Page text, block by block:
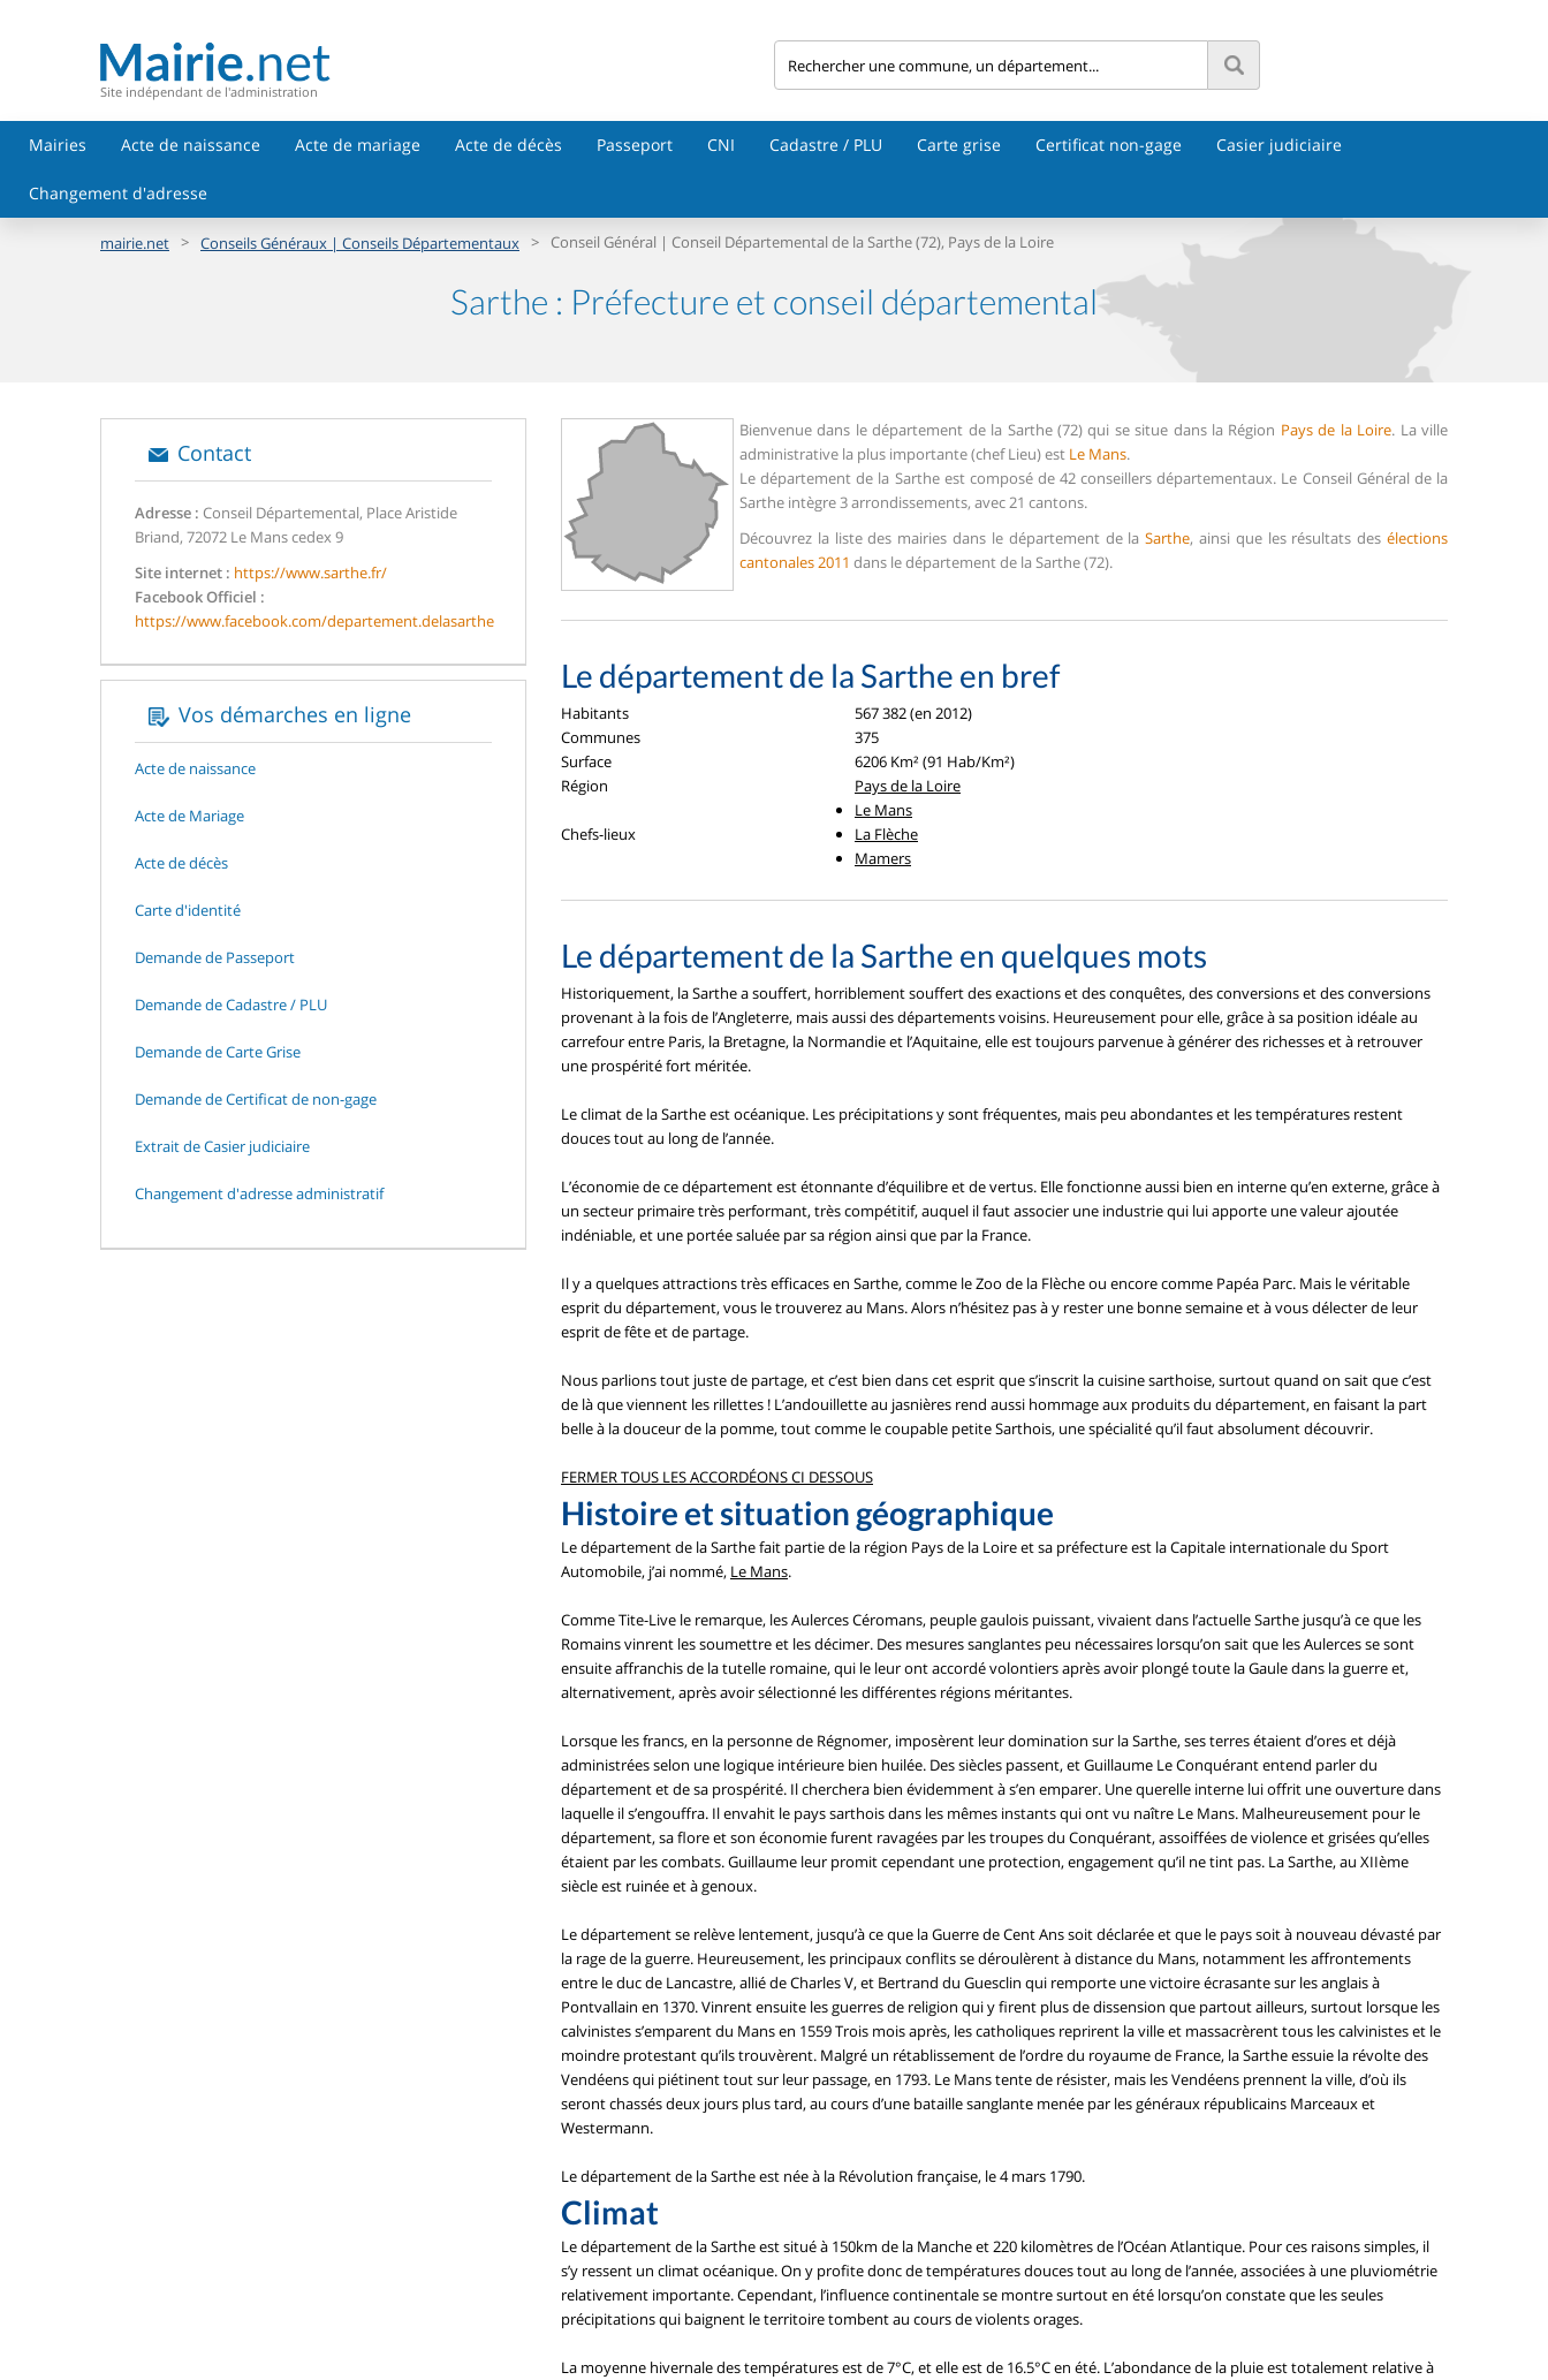
Site indépendant de l'administration
Mairies Acte de naissance Acte de mariage Acte de décès Passeport CNI Cadastre / PLU Carte grise Certificat non-gage Casier judiciaire
Changement d'adresse
mairie.net > Conseils Généraux | Conseils Départementaux > Conseil Général | Conseil Départemental de la Sarthe (72), Pays de la Loire
Sarthe : Préfecture et conseil départemental
Contact
Adresse : Conseil Départemental, Place Aristide
Briand, 72072 Le Mans cedex 9
Site internet : https://www.sarthe.fr/
Facebook Officiel :
https://www.facebook.com/departement.delasarthe
Vos démarches en ligne
Acte de naissance
Acte de Mariage
Acte de décès
Carte d'identité
Demande de Passeport
Demande de Cadastre / PLU
Demande de Carte Grise
Demande de Certificat de non-gage
Extrait de Casier judiciaire
Changement d'adresse administratif
Bienvenue dans le département de la Sarthe (72) qui se situe dans la Région Pays de la Loire. La ville
administrative la plus importante (chef Lieu) est Le Mans.
Le département de la Sarthe est composé de 42 conseillers départementaux. Le Conseil Général de la
Sarthe intègre 3 arrondissements, avec 21 cantons.
Découvrez la liste des mairies dans le département de laSarthe, ainsi que les résultats des élections
cantonales 2011 dans le département de la Sarthe (72).
Le département de la Sarthe en bref
Habitants
567 382 (en 2012)
Communes
375
Surface
6206 Km² (91 Hab/Km²)
Région
Pays de la Loire
Chefs-lieux
Le Mans
La Flèche
Mamers
Le département de la Sarthe en quelques mots
Historiquement, la Sarthe a souffert, horriblement souffert des exactions et des conquêtes, des conversions et des conversions
provenant à la fois de l’Angleterre, mais aussi des départements voisins. Heureusement pour elle, grâce à sa position idéale au
carrefour entre Paris, la Bretagne, la Normandie et l’Aquitaine, elle est toujours parvenue à générer des richesses et à retrouver
une prospérité fort méritée.
Le climat de la Sarthe est océanique. Les précipitations y sont fréquentes, mais peu abondantes et les températures restent
douces tout au long de l’année.
L’économie de ce département est étonnante d’équilibre et de vertus. Elle fonctionne aussi bien en interne qu’en externe, grâce à
un secteur primaire très performant, très compétitif, auquel il faut associer une industrie qui lui apporte une valeur ajoutée
indéniable, et une portée saluée par sa région ainsi que par la France.
Il y a quelques attractions très efficaces en Sarthe, comme le Zoo de la Flèche ou encore comme Papéa Parc. Mais le véritable
esprit du département, vous le trouverez au Mans. Alors n’hésitez pas à y rester une bonne semaine et à vous délecter de leur
esprit de fête et de partage.
Nous parlions tout juste de partage, et c’est bien dans cet esprit que s’inscrit la cuisine sarthoise, surtout quand on sait que c’est
de là que viennent les rillettes ! L’andouillette au jasnières rend aussi hommage aux produits du département, en faisant la part
belle à la douceur de la pomme, tout comme le coupable petite Sarthois, une spécialité qu’il faut absolument découvrir.
FERMER TOUS LES ACCORDÉONS CI DESSOUS
Histoire et situation géographique
Le département de la Sarthe fait partie de la région Pays de la Loire et sa préfecture est la Capitale internationale du Sport
Automobile, j’ai nommé, Le Mans.
Comme Tite-Live le remarque, les Aulerces Céromans, peuple gaulois puissant, vivaient dans l’actuelle Sarthe jusqu’à ce que les
Romains vinrent les soumettre et les décimer. Des mesures sanglantes peu nécessaires lorsqu’on sait que les Aulerces se sont
ensuite affranchis de la tutelle romaine, qui le leur ont accordé volontiers après avoir plongé toute la Gaule dans la guerre et,
alternativement, après avoir sélectionné les différentes régions méritantes.
Lorsque les francs, en la personne de Régnomer, imposèrent leur domination sur la Sarthe, ses terres étaient d’ores et déjà
administrées selon une logique intérieure bien huilée. Des siècles passent, et Guillaume Le Conquérant entend parler du
département et de sa prospérité. Il cherchera bien évidemment à s’en emparer. Une querelle interne lui offrit une ouverture dans
laquelle il s’engouffra. Il envahit le pays sarthois dans les mêmes instants qui ont vu naître Le Mans. Malheureusement pour le
département, sa flore et son économie furent ravagées par les troupes du Conquérant, assoiffées de violence et grisées qu’elles
étaient par les combats. Guillaume leur promit cependant une protection, engagement qu’il ne tint pas. La Sarthe, au XIIème
siècle est ruinée et à genoux.
Le département se relève lentement, jusqu’à ce que la Guerre de Cent Ans soit déclarée et que le pays soit à nouveau dévasté par
la rage de la guerre. Heureusement, les principaux conflits se déroulèrent à distance du Mans, notamment les affrontements
entre le duc de Lancastre, allié de Charles V, et Bertrand du Guesclin qui remporte une victoire écrasante sur les anglais à
Pontvallain en 1370. Vinrent ensuite les guerres de religion qui y firent plus de dissension que partout ailleurs, surtout lorsque les
calvinistes s’emparent du Mans en 1559 Trois mois après, les catholiques reprirent la ville et massacrèrent tous les calvinistes et le
moindre protestant qu’ils trouvèrent. Malgré un rétablissement de l’ordre du royaume de France, la Sarthe essuie la révolte des
Vendéens qui piétinent tout sur leur passage, en 1793. Le Mans tente de résister, mais les Vendéens prennent la ville, d’où ils
seront chassés deux jours plus tard, au cours d’une bataille sanglante menée par les généraux républicains Marceaux et
Westermann.
Le département de la Sarthe est née à la Révolution française, le 4 mars 1790.
Climat
Le département de la Sarthe est situé à 150km de la Manche et 220 kilomètres de l’Océan Atlantique. Pour ces raisons simples, il
s’y ressent un climat océanique. On y profite donc de températures douces tout au long de l’année, associées à une pluviométrie
relativement importante. Cependant, l’influence continentale se montre surtout en été lorsqu’on constate que les seules
précipitations qui baignent le territoire tombent au cours de violents orages.
La moyenne hivernale des températures est de 7°C, et elle est de 16.5°C en été. L’abondance de la pluie est totalement relative à